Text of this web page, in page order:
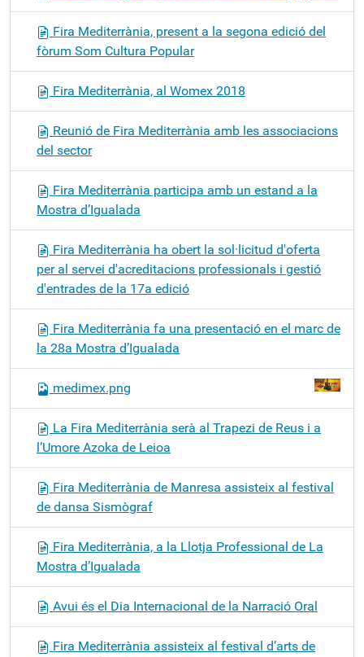
Fira Mediterrània, present a la segona edició del
fòrum Som Cultura Popular
Fira Mediterrània, al Womex 2018
Reunió de Fira Mediterrània amb les associacions
del sector
Fira Mediterrània participa amb un estand a la
Mostra d’Igualada
Fira Mediterrània ha obert la sol·licitud d'oferta
per al servei d'acreditacions professionals i gestió
d'entrades de la 17a edició
Fira Mediterrània fa una presentació en el marc de
la 28a Mostra d’Igualada
medimex.png
La Fira Mediterrània serà al Trapezi de Reus i a
l’Umore Azoka de Leioa
Fira Mediterrània de Manresa assisteix al festival
de dansa Sismògraf
Fira Mediterrània, a la Llotja Professional de La
Mostra d’Igualada
Avui és el Dia Internacional de la Narració Oral
Fira Mediterrània assisteix al festival d’arts de